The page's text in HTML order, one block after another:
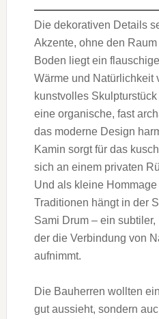
Die dekorativen Details
Akzente, ohne den
Boden liegt ein
Wärme und Natürlichkeit
kunstvolles
eine organische, fast
das moderne Design
Kamin sorgt für das
sich an einem privaten
Und als kleine
Traditionen hängt in der
Sami Drum – ein
der die Verbindung von
aufnimmt.
Die Bauherren wollten
gut aussieht, sondern